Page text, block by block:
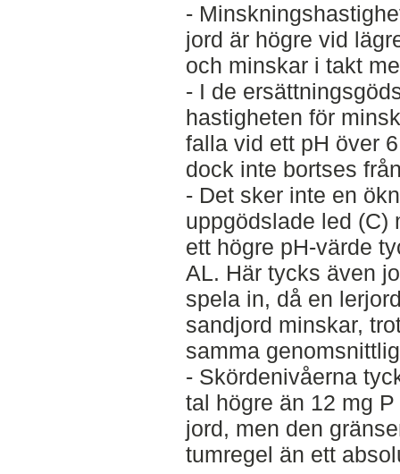
-
jord är högre vid
och minskar i takt
- I de
hastigheten för
falla vid ett pH över
dock inte bortses
- Det sker inte en
uppgödslade led (C)
ett högre pH-värde
AL. Här tycks även
spela in, då en
sandjord minskar,
samma
- Skördenivåerna
tal högre än 12 mg
jord, men den
tumregel än ett